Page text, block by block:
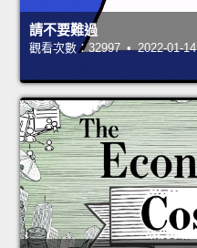
請不要難過
觀看次數：32997 • 2022-01-14